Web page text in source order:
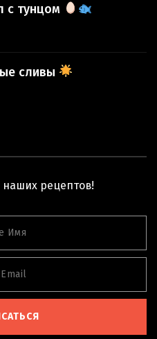
с тунцом
сливы
рецептов!